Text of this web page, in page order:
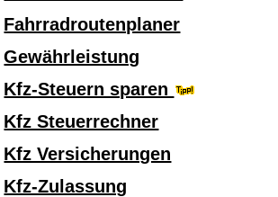
Fahrradroutenplaner
Gewährleistung
Kfz-Steuern sparen
Kfz Steuerrechner
Kfz Versicherungen
Kfz-Zulassung